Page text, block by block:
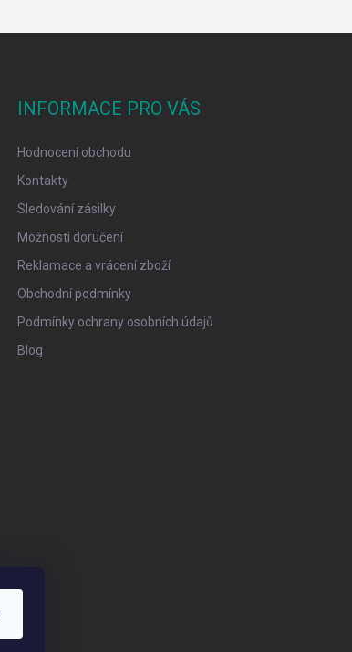
INFORMACE PRO VÁS
Hodnocení obchodu
Kontakty
Sledování zásilky
Možnosti doručení
Reklamace a vrácení zboží
Obchodní podmínky
Podmínky ochrany osobních údajů
Blog